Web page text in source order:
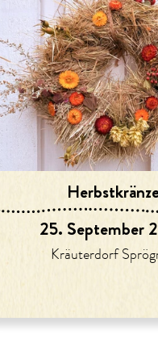
25. September
Kräuterdorf